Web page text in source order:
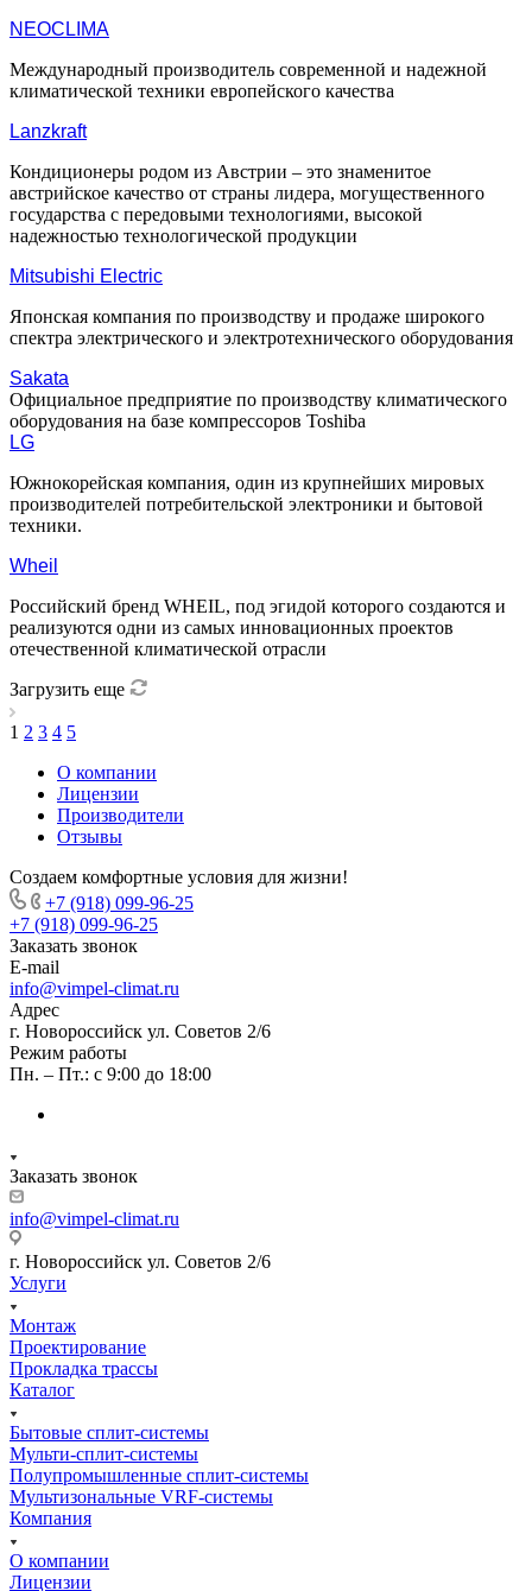
NEOCLIMA
Международный производитель современной и надежной
климатической техники европейского качества
Lanzkraft
Кондиционеры родом из Австрии – это знаменитое
австрийское качество от страны лидера, могущественного
государства с передовыми технологиями, высокой
надежностью технологической продукции
Mitsubishi Electric
Японская компания по производству и продаже широкого
спектра электрического и электротехнического оборудования
Sakata
Официальное предприятие по производству климатического
оборудования на базе компрессоров Toshiba
LG
Южнокорейская компания, один из крупнейших мировых
производителей потребительской электроники и бытовой
техники.
Wheil
Российский бренд WHEIL, под эгидой которого создаются и
реализуются одни из самых инновационных проектов
отечественной климатической отрасли
Загрузить еще
1 2 3 4 5
О компании
Лицензии
Производители
Отзывы
Создаем комфортные условия для жизни!
+7 (918) 099-96-25
+7 (918) 099-96-25
Заказать звонок
E-mail
info@vimpel-climat.ru
Адрес
г. Новороссийск ул. Советов 2/6
Режим работы
Пн. – Пт.: с 9:00 до 18:00
Заказать звонок
info@vimpel-climat.ru
г. Новороссийск ул. Советов 2/6
Услуги
Монтаж
Проектирование
Прокладка трассы
Каталог
Бытовые сплит-системы
Мульти-сплит-системы
Полупромышленные сплит-системы
Мультизональные VRF-системы
Компания
О компании
Лицензии